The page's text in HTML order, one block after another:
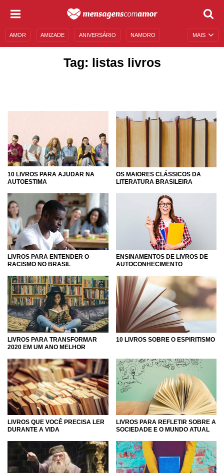
MAIS
AMOR AMIZADE ANIVERSÁRIO NAMORO
ENTRETENIMENTO FAMOSOS BÍBLIA
Tag: listas livros
10 LIVROS PARA AJUDAR NA
AUTOESTIMA
OS MAIORES CLÁSSICOS DA
LITERATURA BRASILEIRA
LIVROS PARA ENTENDER O
RACISMO NO BRASIL
ENSINAMENTOS DE LIVROS DE
AUTOCONHECIMENTO
LIVROS PARA TRANSFORMAR
2020 EM UM ANO MELHOR
10 LIVROS SOBRE O ESPIRITISMO
LIVROS QUE VOCÊ PRECISA LER
DURANTE A VIDA
LIVROS PARA REFLETIR SOBRE A
SOCIEDADE E O MUNDO ATUAL